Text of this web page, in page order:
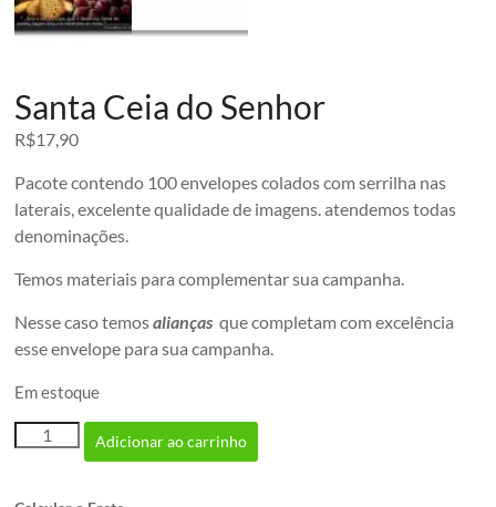
Santa Ceia do Senhor
R$17,90
Pacote contendo 100 envelopes colados com serrilha nas
laterais, excelente qualidade de imagens. atendemos todas
denominações.
Temos materiais para complementar sua campanha.
Nesse caso temosalianças que completam com excelência
esse envelope para sua campanha.
Em estoque
Santa
Ceia
Adicionar ao carrinho